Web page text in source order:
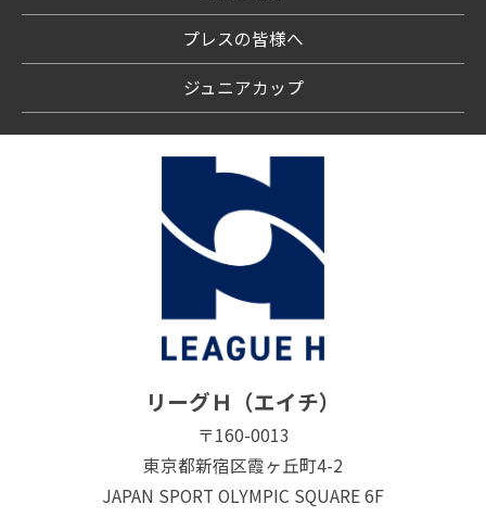
プレスの皆様へ
ジュニアカップ
リーグＨ（エイチ）
〒160-0013
東京都新宿区霞ヶ丘町4-2
JAPAN SPORT OLYMPIC SQUARE 6F